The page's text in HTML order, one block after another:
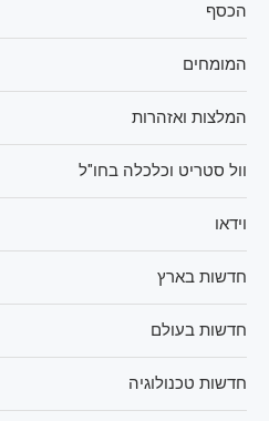
הכסף
המומחים
המלצות ואזהרות
וול סטריט וכלכלה בחו"ל
וידאו
חדשות בארץ
חדשות בעולם
חדשות טכנולוגיה